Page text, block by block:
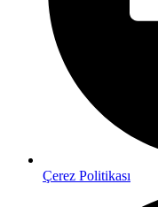
Çerez Politikası